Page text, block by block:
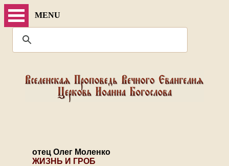
MENU
отец Олег Моленко
ЖИЗНЬ И ГРОБ